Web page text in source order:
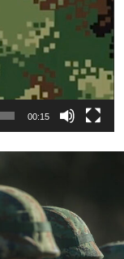
00:15